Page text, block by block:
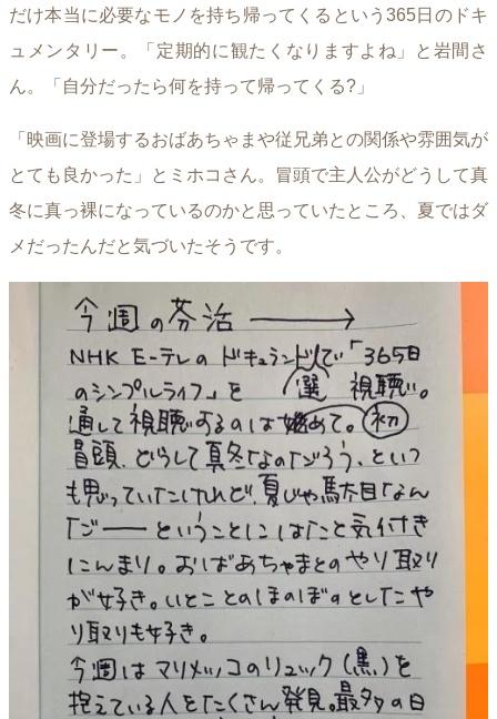
だけ本当に必要なモノを持ち帰ってくるという365日のドキ
ュメンタリー。「定期的に観たくなりますよね」と岩間さ
ん。「自分だったら何を持って帰ってくる?」
「映画に登場するおばあちゃまや従兄弟との関係や雰囲気が
とても良かった」とミホコさん。冒頭で主人公がどうして真
冬に真っ裸になっているのかと思っていたところ、夏ではダ
メだったんだと気づいたそうです。